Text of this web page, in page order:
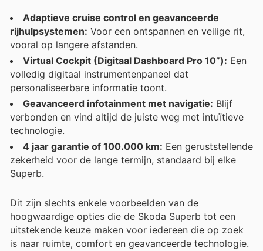
Adaptieve cruise control en geavanceerde
rijhulpsystemen: Voor een ontspannen en veilige rit,
vooral op langere afstanden.
Virtual Cockpit (Digitaal Dashboard Pro 10”): Een
volledig digitaal instrumentenpaneel dat
personaliseerbare informatie toont.
Geavanceerd infotainment met navigatie: Blijf
verbonden en vind altijd de juiste weg met intuïtieve
technologie.
4 jaar garantie of 100.000 km: Een geruststellende
zekerheid voor de lange termijn, standaard bij elke
Superb.
Dit zijn slechts enkele voorbeelden van de
hoogwaardige opties die de Skoda Superb tot een
uitstekende keuze maken voor iedereen die op zoek
is naar ruimte, comfort en geavanceerde technologie.